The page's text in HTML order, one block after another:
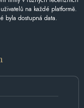
na každé platformě.
byla dostupná data.